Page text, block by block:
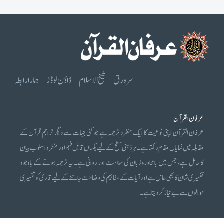
سرورق شیخ الاسلام ڈاؤن لوڈز ہمارا رابطہ
عرفان القرآن
عرفان القرآن اپنی نوعیت کا ایک منفرد ترجمہ ہے جو کئی جہات سے دیگر تراجم قرآن کے
مقابلہ میں نمایاں مقام رکھتا ہے۔ ہر ذہنی سطح کے لیے یکساں قابل فہم اور منفرد اسلوب بیان
کا حامل ہے، جس میں بامحاورہ زبان کی سلاست اور روانی ہے۔ یہ ترجمہ ہونے کے باوجود
تفسیری شان کا بھی حامل ہے اور آیات کے مفاہیم کی وضاحت جاننے کے لیے قاری کو تفسیری
حوالوں سے بے نیاز کر دیتا ہے۔